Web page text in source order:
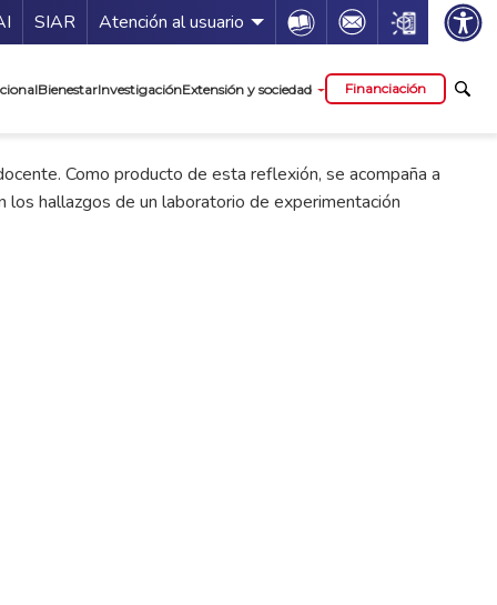
de servicios
SIAR Atención al usuario Icon Icon Icon
BienestarInvestigaciónExtensión y sociedad Financiación
Como producto de esta reflexión, se acompaña a
hallazgos de un laboratorio de experimentación